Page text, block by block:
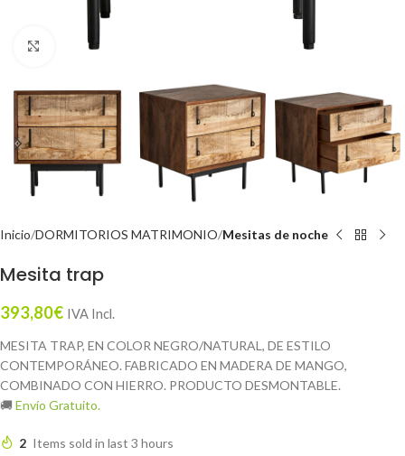
Click to enlarge
Inicio DORMITORIOS MATRIMONIO Mesitas de noche
Mesita trap
393,80€ IVA Incl.
MESITA TRAP, EN COLOR NEGRO/NATURAL, DE ESTILO
CONTEMPORÁNEO. FABRICADO EN MADERA DE MANGO,
COMBINADO CON HIERRO. PRODUCTO DESMONTABLE.
🚚 Envío Gratuito.
2 Items sold in last 3 hours